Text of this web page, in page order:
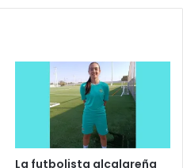
La futbolista alcalareña